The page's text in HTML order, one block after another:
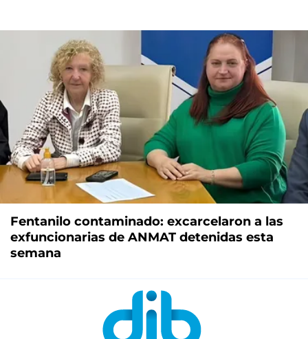
Fentanilo contaminado: excarcelaron a las
exfuncionarias de ANMAT detenidas esta
semana